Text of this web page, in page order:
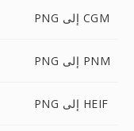
PNG إلى CGM
PNG إلى PNM
PNG إلى HEIF